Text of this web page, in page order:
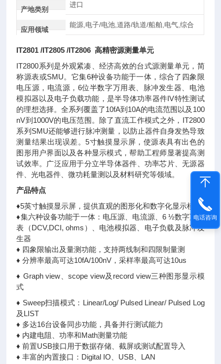
产地类别
进口
应用领域
能源,电子/电池,道路/轨道/船舶,电气,综合
IT2801 /IT2805 /IT2806 高精密源测量单元
IT2800系列是外观紧凑、经济高效的台式源测量单元，简
称源表或SMU。它集6种设备功能于一体，综合了四象限
电压源，电流源，6位半数字万用表、脉冲发生器、电池
模拟器以及电子负载功能，是半导体功率器件IV特性测试
的理想选择。全系列覆盖了10fA到10A的电流范围以及100
nV到1000V的电压范围。除了直流工作模式之外，IT2800
系列SMU还能够进行脉冲测量，以防止器件自身发热导致
测量结果出现误差。5寸触摸显示屏，使源表具有出色的
图形用户界面以及各种显示模式，帮助工程师显著提高测
试效率。广泛应用于分立半导体器件、功率芯片、无源器
件、光电器件、微功耗量测以及材料研究等领域。
产品特点
♦5英寸触摸显示屏，提供直观的图形化和数字化显示模式
♦集六种设备功能于一体：电压源、电流源、6 ½数字万用
表（DCV,DCI, ohms）、电池模拟器、电子负载及脉冲发
生器
♦ 四象限输出及量测功能，支持两线制和四限制量测
♦ 分辨率最高可达10fA/100nV，采样率最高可达10us
♦ Graph view、scope view及record view三种图形显示模
式
♦ Sweep扫描模式：Linear/Log/ Pulsed Linear/ Pulsed Log
及LIST
♦ 多达16台设备同步功能，具备并行测试能力
♦ 内建电阻、功率和Math测量功能
♦ 前置USB接口用于数据存储、截屏或测试配置导入
♦ 丰富的内置接口：Digital IO、USB、LAN
电话咨询